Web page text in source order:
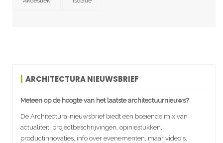
ARCHITECTURA NIEUWSBRIEF
Meteen op de hoogte van het laatste architectuurnieuws?
De Architectura-nieuwsbrief biedt een boeiende mix van
actualiteit, projectbeschrijvingen, opiniestukken,
productinnovaties, info over evenementen, maar video's,